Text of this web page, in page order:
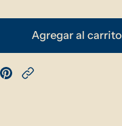
Agregar al carrito